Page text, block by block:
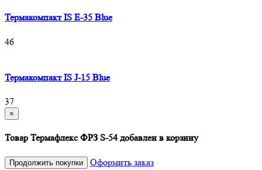
Термакомпакт IS E-35 Blue
46
Термакомпакт IS J-15 Blue
37
×
Товар Термафлекс ФРЗ S-54 добавлен в корзину
Продолжить покупки
Оформить заказ